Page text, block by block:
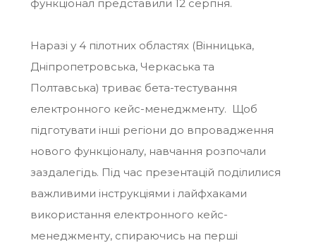
функціонал представили 12 серпня.
Наразі у 4 пілотних областях (Вінницька,
Дніпропетровська, Черкаська та
Полтавська) триває бета-тестування
електронного кейс-менеджменту. Щоб
підготувати інші регіони до впровадження
нового функціоналу, навчання розпочали
заздалегідь. Під час презентацій поділилися
важливими інструкціями і лайфхаками
використання електронного кейс-
менеджменту, спираючись на перші